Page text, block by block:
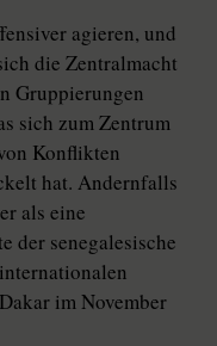
agieren, und
die Zentralmacht
Gruppierungen
sich zum Zentrum
Konflikten
hat. Andernfalls
als eine
der senegalesische
im November